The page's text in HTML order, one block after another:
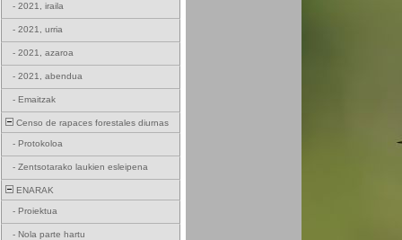
- 2021, iraila
- 2021, urria
- 2021, azaroa
- 2021, abendua
- Emaitzak
Censo de rapaces forestales diurnas
- Protokoloa
- Zentsotarako laukien esleipena
ENARAK
- Proiektua
- Nola parte hartu